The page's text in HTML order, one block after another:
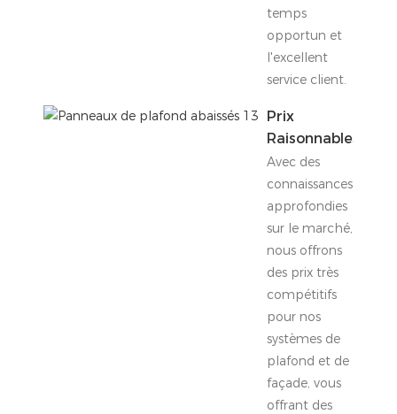
temps
opportun et
l'excellent
service client.
Prix ​​
Raisonnables
Avec des
connaissances
approfondies
sur le marché,
nous offrons
des prix très
compétitifs
pour nos
systèmes de
plafond et de
façade, vous
offrant des